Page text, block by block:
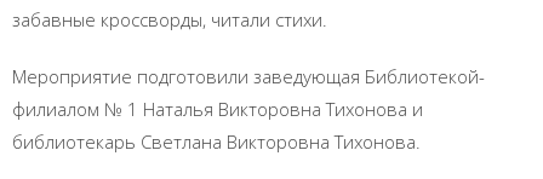
забавные кроссворды, читали стихи.
Мероприятие подготовили заведующая Библиотекой-
филиалом № 1 Наталья Викторовна Тихонова и
библиотекарь Светлана Викторовна Тихонова.